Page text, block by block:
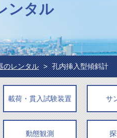
ンタル
のレンタル 孔内挿入型傾斜計
載荷・貫入試験装置 サ
動態観測